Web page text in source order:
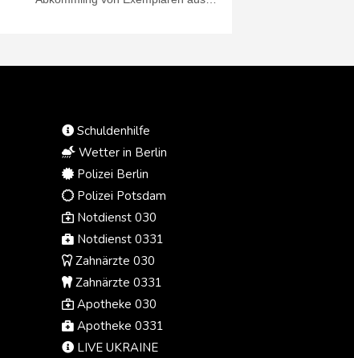
seiner Mutter in einem Gebüsch an
Umweltbehörde, Javier Valencia,
am Dienstag (Ortszeit).
Schuldenhilfe
Wetter in Berlin
Polizei Berlin
Polizei Potsdam
Notdienst 030
Notdienst 0331
Zahnärzte 030
Zahnärzte 0331
Apotheke 030
Apotheke 0331
LIVE UKRAINE